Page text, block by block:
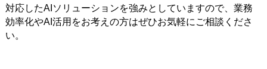
対応したAIソリューションを強みとしていますので、業務
効率化やAI活用をお考えの方はぜひお気軽にご相談くださ
い。